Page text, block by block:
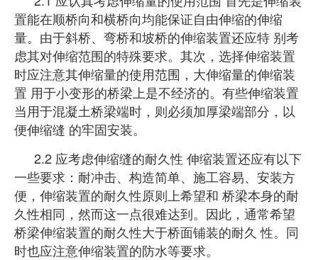
置能在顺桥向和横桥向均能保证自由伸缩的伸缩
量。由于斜桥、 弯桥和坡桥的伸缩装置还应特 别考
虑其对伸缩范围的特殊要求。其次，选择伸缩装置
时应注意其伸缩量的使用范围，大伸缩量的伸缩装
置 用于小变形的桥梁上是不经济的。有些伸缩装置
当用于混凝土桥梁端时，则必须加厚梁端部分，以
便伸缩缝 的牢固安装。
2.2 应考虑伸缩缝的耐久性 伸缩装置还应有以下
一些要求：耐冲击、构造简单、施工容易、安装方
便，伸缩装置的耐久性原则上希望和 桥梁本身的耐
久性相同，然而这一点很难达到。因此，通常希望
桥梁伸缩装置的耐久性大于桥面铺装的耐久 性。同
时也应注意伸缩装置的防水等要求。